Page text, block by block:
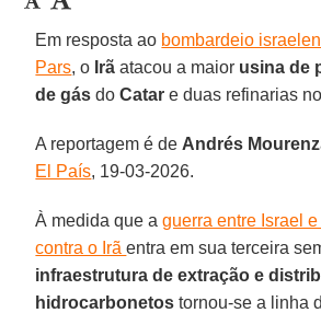
Em resposta ao bombardeio
Pars, o Irã atacou a maior usina de
de gás doCatar e duas refinarias no
A reportagem é de Andrés Mourenz
El País, 19-03-2026.
À medida que aguerra entre Israel
contra o Irãentra em sua terceira
infraestrutura de extração e
hidrocarbonetos tornou-se a linha